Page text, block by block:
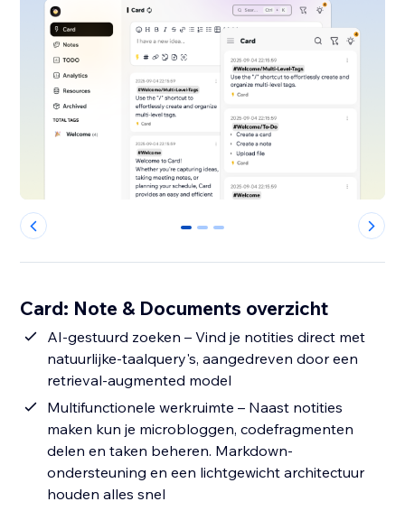
0 1 2
Card: Note & Documents overzicht
AI-gestuurd zoeken – Vind je notities direct met
natuurlijke-taalquery's, aangedreven door een
retrieval-augmented model
Multifunctionele werkruimte – Naast notities
maken kun je microbloggen, codefragmenten
delen en taken beheren. Markdown-
ondersteuning en een lichtgewicht architectuur
houden alles snel